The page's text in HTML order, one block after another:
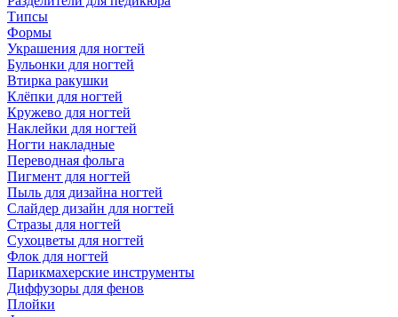
Типсы
Формы
Украшения для ногтей
Бульонки для ногтей
Втирка ракушки
Клёпки для ногтей
Кружево для ногтей
Наклейки для ногтей
Ногти накладные
Переводная фольга
Пигмент для ногтей
Пыль для дизайна ногтей
Слайдер дизайн для ногтей
Стразы для ногтей
Сухоцветы для ногтей
Флок для ногтей
Парикмахерские инструменты
Диффузоры для фенов
Плойки